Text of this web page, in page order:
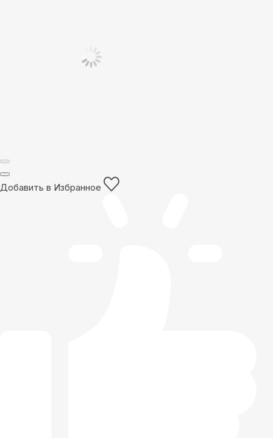
Добавить в Избранное